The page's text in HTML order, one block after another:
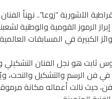
الآشورية “زوعا”.. نهنأ
الرموز القومية والوطنية
الكبيرة في المسابقات
ثابت هو نجل الفنان
فن الرسم والتشكيل والنحت،
حيث نالت أعماله مكانة
م...